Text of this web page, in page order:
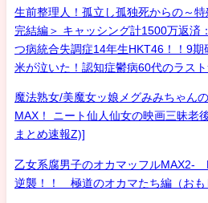
生前整理人！孤立し孤独死からの～
完結編＞ キャッシング計1500万返済
つ病統合失調症14年生HKT46！！9
米が泣いた！認知症鬱病60代のラス
魔法熟女/美魔女ッ娘メグみみちゃん
MAX！ ニート仙人仙女の映画三昧老
まとめ速報Z)]
乙女系腐男子のオカマッフルMAX2-
逆襲！！ 極道のオカマたち編（おも